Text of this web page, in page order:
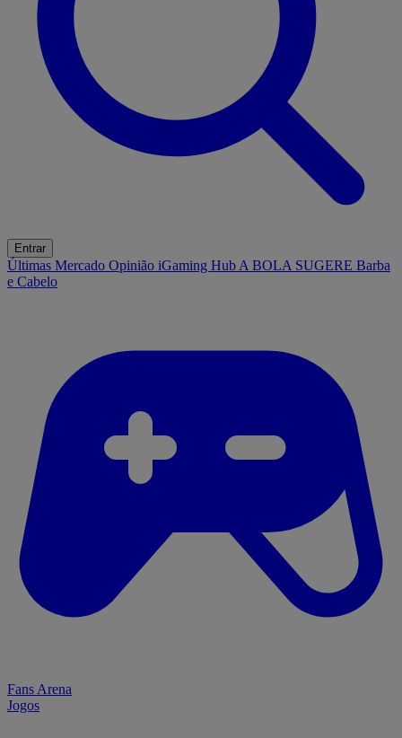
Entrar
Últimas Mercado Opinião iGaming Hub A BOLA SUGERE Barba
e Cabelo
Fans Arena
Jogos